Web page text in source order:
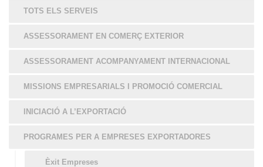
TOTS ELS SERVEIS
ASSESSORAMENT EN COMERÇ EXTERIOR
ASSESSORAMENT ACOMPANYAMENT INTERNACIONAL
MISSIONS EMPRESARIALS I PROMOCIÓ COMERCIAL
INICIACIÓ A L’EXPORTACIÓ
PROGRAMES PER A EMPRESES EXPORTADORES
Èxit Empreses